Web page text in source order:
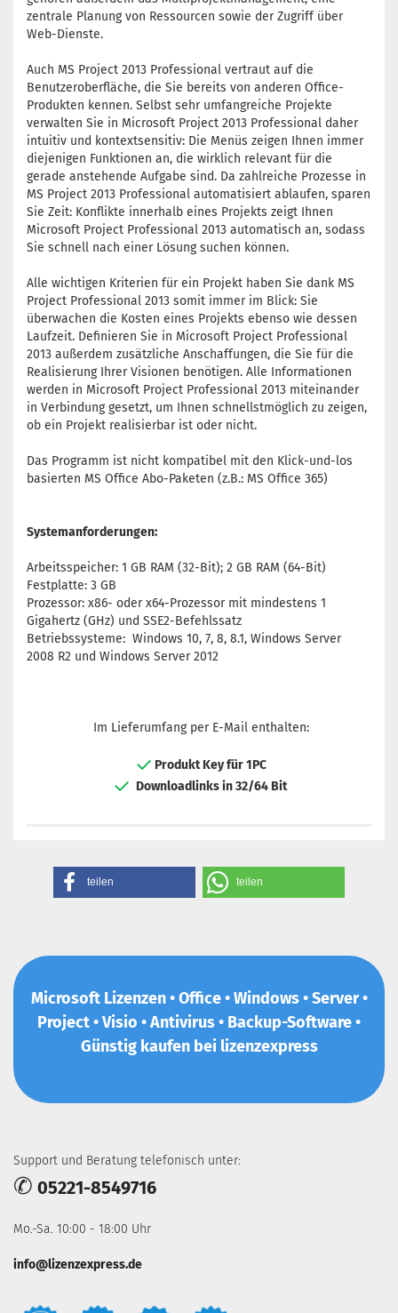
zentrale Planung von Ressourcen sowie der Zugriff über
Web-Dienste.
Auch MS Project 2013 Professional vertraut auf die
Benutzeroberfläche, die Sie bereits von anderen Office-
Produkten kennen. Selbst sehr umfangreiche Projekte
verwalten Sie in Microsoft Project 2013 Professional daher
intuitiv und kontextsensitiv: Die Menüs zeigen Ihnen immer
diejenigen Funktionen an, die wirklich relevant für die
gerade anstehende Aufgabe sind. Da zahlreiche Prozesse in
MS Project 2013 Professional automatisiert ablaufen, sparen
Sie Zeit: Konflikte innerhalb eines Projekts zeigt Ihnen
Microsoft Project Professional 2013 automatisch an, sodass
Sie schnell nach einer Lösung suchen können.
Alle wichtigen Kriterien für ein Projekt haben Sie dank MS
Project Professional 2013 somit immer im Blick: Sie
überwachen die Kosten eines Projekts ebenso wie dessen
Laufzeit. Definieren Sie in Microsoft Project Professional
2013 außerdem zusätzliche Anschaffungen, die Sie für die
Realisierung Ihrer Visionen benötigen. Alle Informationen
werden in Microsoft Project Professional 2013 miteinander
in Verbindung gesetzt, um Ihnen schnellstmöglich zu zeigen,
ob ein Projekt realisierbar ist oder nicht.
Das Programm ist nicht kompatibel mit den Klick-und-los
basierten MS Office Abo-Paketen (z.B.: MS Office 365)
Systemanforderungen:
Arbeitsspeicher: 1 GB RAM (32-Bit); 2 GB RAM (64-Bit)
Festplatte: 3 GB
Prozessor: x86- oder x64-Prozessor mit mindestens 1
Gigahertz (GHz) und SSE2-Befehlssatz
Betriebssysteme: Windows 10, 7, 8, 8.1, Windows Server
2008 R2 und Windows Server 2012
Im Lieferumfang per E-Mail enthalten:
Produkt Key für 1PC
Downloadlinks in 32/64 Bit
teilen teilen
Microsoft Lizenzen • Office • Windows • Server •
Project • Visio • Antivirus • Backup-Software •
Günstig kaufen bei lizenzexpress
Support und Beratung telefonisch unter:
✆ 05221-8549716
Mo.-Sa. 10:00 - 18:00 Uhr
info@lizenzexpress.de